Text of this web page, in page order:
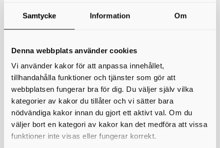
Samtycke Information Om
Denna webbplats använder cookies
Vi använder kakor för att anpassa innehållet,
tillhandahålla funktioner och tjänster som gör att
webbplatsen fungerar bra för dig. Du väljer själv vilka
kategorier av kakor du tillåter och vi sätter bara
nödvändiga kakor innan du gjort ett aktivt val. Om du
väljer bort en kategori av kakor kan det medföra att vissa
funktioner inte visas eller fungerar korrekt.
Praktik
Miljösamverkan östra Skaraborg
Telefon:
0500-49 36 30
info@miljoskaraborg.se
Besöksadress: